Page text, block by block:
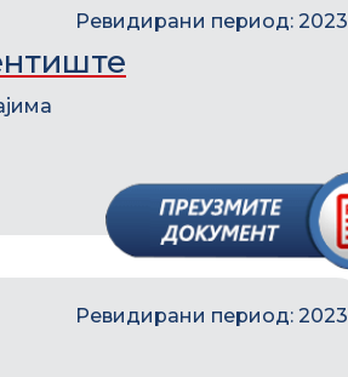
Ревидирани период: 2023
Ревидирани период: 2023